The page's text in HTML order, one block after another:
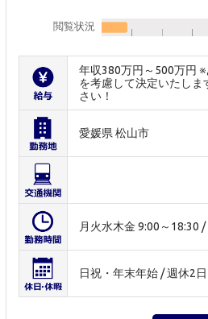
閲覧状況
年収380万円～500万円
を考慮して決定いたし
さい！
愛媛県 松山市
月火水木金 9:00～18:30
日祝・年末年始 / 週休2日